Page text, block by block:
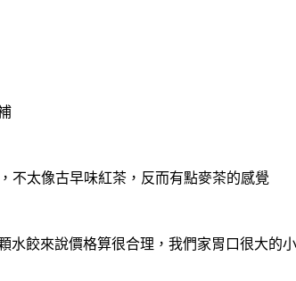
不太像古早味紅茶，反而有點麥茶的感覺
水餃來說價格算很合理，我們家胃口很大的